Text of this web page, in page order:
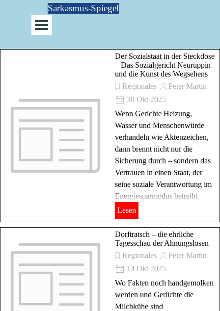
Direkt zum SeiteninhaltSarkasmus-Spiegel
Menü überspringen
Der Sozialstaat in der Steckdose
– Das Sozialgericht Neuruppin
und die Kunst des Wegsehens
Regionales
Peter Martin
30 Okt 2025
Wenn Gerichte Heizung,
Wasser und Menschenwürde
verhandeln wie Aktenzeichen,
dann brennt nicht nur die
Sicherung durch – sondern das
Vertrauen in einen Staat, der
seine soziale Verantwortung im
Energiesparmodus betreibt
Lesen
Dorftratsch – die ehrliche
Tagesschau der Ahnungslosen
Regionales
Peter Martin
14 Okt 2025
Wo Fakten noch handgemolken
werden und Gerüchte die
Milchkühe sind